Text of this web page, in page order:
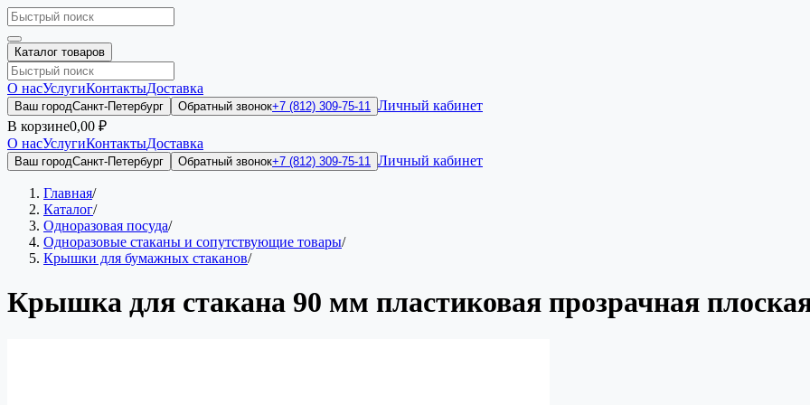
Каталог товаров
О насУслугиКонтактыДоставка
Ваш городСанкт-Петербург Обратный звонок+7 (812) 309-75-11 Личный кабинет
В корзине0,00 ₽
О насУслугиКонтактыДоставка
Ваш городСанкт-Петербург Обратный звонок+7 (812) 309-75-11 Личный кабинет
Главная/
Каталог/
Одноразовая посуда/
Одноразовые стаканы и сопутствующие товары/
Крышки для бумажных стаканов/
Крышка для стакана 90 мм пластиковая прозрачная